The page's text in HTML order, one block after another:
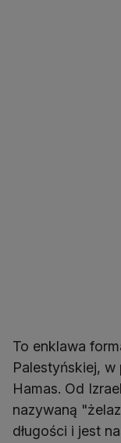
To enklawa
Palestyńskiej,
Hamas. Od
nazywaną
długości i jest